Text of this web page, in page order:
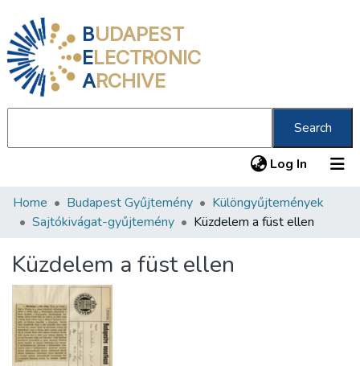
BUDAPEST
ELECTRONIC
ARCHIVE
Search
Log In (current)
Communities & Collections
Statistics
About us
Home Budapest Gyűjtemény
Különgyűjtemények
Sajtókivágat-gyűjtemény
Küzdelem a füst ellen
Küzdelem a füst ellen